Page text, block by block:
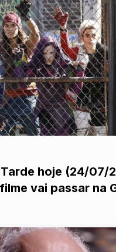
hoje (24/07/
vai passar na